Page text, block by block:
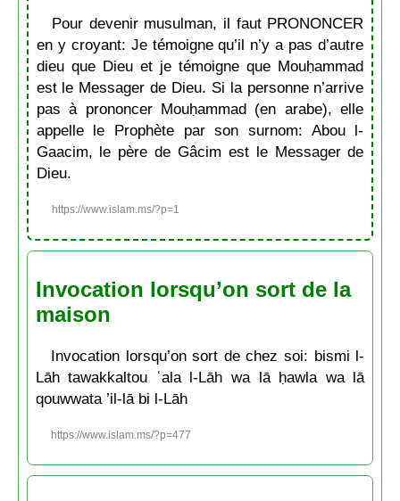
Pour devenir musulman, il faut PRONONCER
en y croyant: Je témoigne qu’il n’y a pas d’autre
dieu que Dieu et je témoigne que Mouḥammad
est le Messager de Dieu. Si la personne n’arrive
pas à prononcer Mouḥammad (en arabe), elle
appelle le Prophète par son surnom: Abou l-
Gaacim, le père de Gâcim est le Messager de
Dieu.
https://www.islam.ms/?p=1
Invocation lorsqu’on sort de la
maison
Invocation lorsqu’on sort de chez soi: bismi l-
Lāh tawakkaltou ʿala l-Lāh wa lā ḥawla wa lā
qouwwata ’il-lā bi l-Lāh
https://www.islam.ms/?p=477